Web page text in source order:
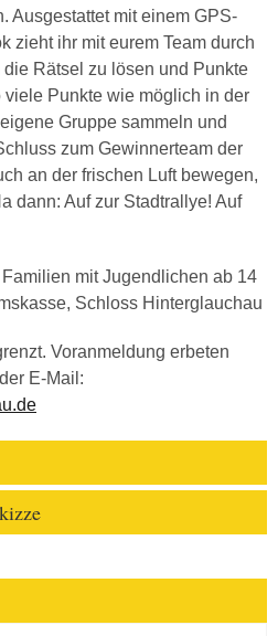
Ausgestattet mit einem GPS-
zieht ihr mit eurem Team durch
Rätsel zu lösen und Punkte
Punkte wie möglich in der
Gruppe sammeln und
zum Gewinnerteam der
an der frischen Luft bewegen,
dann: Auf zur Stadtrallye! Auf
mit Jugendlichen ab 14
Schloss Hinterglauchau
Voranmeldung erbeten
E-Mail: